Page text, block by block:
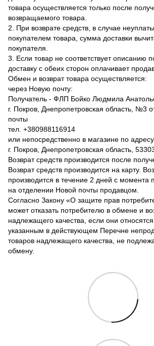
товара осуществляется только после
возвращаемого товара.
2. При возврате средств, в случае
покупателем товара, сумма доставки
покупателя.
3. Если товар не соответствует описанию
доставку с обеих сторон оплачивает
Обмен и возврат товара осуществляется:
через Новую почту:
Получатель - ФЛП Бойко Людмила
г. Покров, Днепропетровская область, №3
почты
тел. +380988116914
или непосредственно в магазине по
г. Покров, Днепропетровская область,
Возврат средств производится после
Возврат средств производится на карту.
производится в течение 2 дней с момента
на отделении Новой почты продавцом.
Согласно Закону «О защите прав
может отказать потребителю в обмене и
надлежащего качества, если они
указанным в действующем Перечне
товаров надлежащего качества, не
обмену.